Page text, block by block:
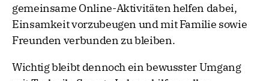
gemeinsame Online-Aktivitäten helfen dabei,
Einsamkeit vorzubeugen und mit Familie sowie
Freunden verbunden zu bleiben.
Wichtig bleibt dennoch ein bewusster Umgang